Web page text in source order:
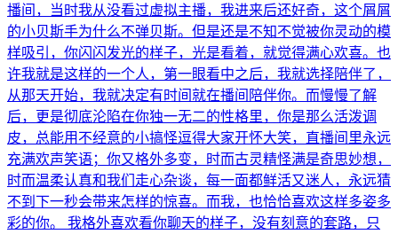
播间，当时我从没看过虚拟主播，我进来后还好奇，这个屑屑
的小贝斯手为什么不弹贝斯。但是还是不知不觉被你灵动的模
样吸引，你闪闪发光的样子，光是看着，就觉得满心欢喜。也
许我就是这样的一个人，第一眼看中之后，我就选择陪伴了，
从那天开始，我就决定有时间就在播间陪伴你。而慢慢了解
后，更是彻底沦陷在你独一无二的性格里，你是那么活泼调
皮，总能用不经意的小搞怪逗得大家开怀大笑，直播间里永远
充满欢声笑语；你又格外多变，时而古灵精怪满是奇思妙想，
时而温柔认真和我们走心杂谈，每一面都鲜活又迷人，永远猜
不到下一秒会带来怎样的惊喜。而我，也恰恰喜欢这样多姿多
彩的你。 我格外喜欢看你聊天的样子，没有刻意的套路，只